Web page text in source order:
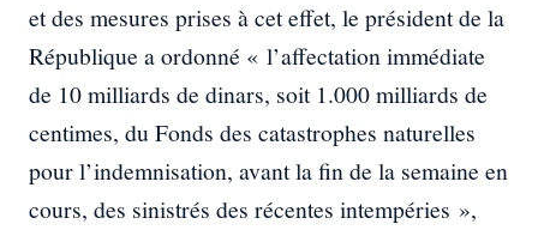
et des mesures prises à cet effet, le président de la
République a ordonné « l’affectation immédiate
de 10 milliards de dinars, soit 1.000 milliards de
centimes, du Fonds des catastrophes naturelles
pour l’indemnisation, avant la fin de la semaine en
cours, des sinistrés des récentes intempéries »,